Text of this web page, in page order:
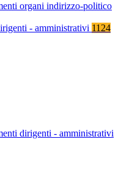
organi indirizzo-politico
- amministrativi 1124
dirigenti - amministrativi